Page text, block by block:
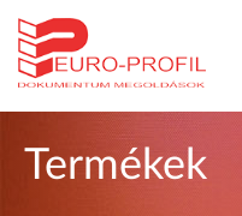
Termékek